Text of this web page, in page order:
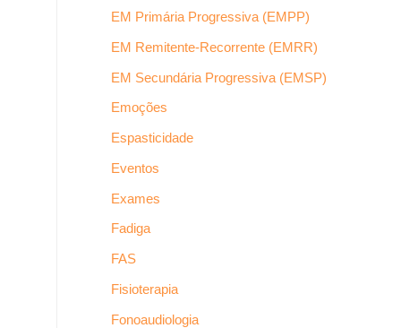
EM Primária Progressiva (EMPP)
EM Remitente-Recorrente (EMRR)
EM Secundária Progressiva (EMSP)
Emoções
Espasticidade
Eventos
Exames
Fadiga
FAS
Fisioterapia
Fonoaudiologia